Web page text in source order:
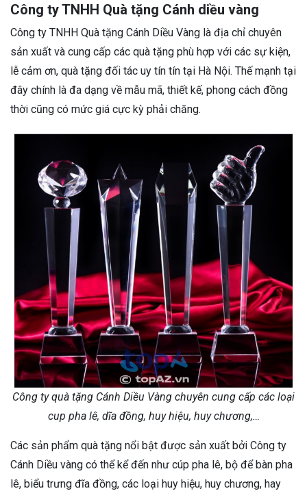
Công ty TNHH Quà tặng Cánh diều vàng
Công ty TNHH Quà tặng Cánh Diều Vàng là địa chỉ chuyên
sản xuất và cung cấp các quà tặng phù hợp với các sự kiện,
lễ cảm ơn, quà tặng đối tác uy tín tín tại Hà Nội. Thế mạnh tại
đây chính là đa dạng về mẫu mã, thiết kế, phong cách đồng
thời cũng có mức giá cực kỳ phải chăng.
Công ty quà tặng Cánh Diều Vàng chuyên cung cấp các loại
cup pha lê, dĩa đồng, huy hiệu, huy chương,…
Các sản phẩm quà tặng nổi bật được sản xuất bởi Công ty
Cánh Diều vàng có thể kể đến như cúp pha lê, bộ để bàn pha
lê, biểu trưng đĩa đồng, các loại huy hiệu, huy chương, hay